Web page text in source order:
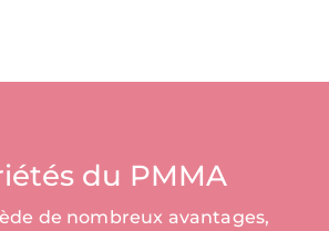
du PMMA
de nombreux avantages,